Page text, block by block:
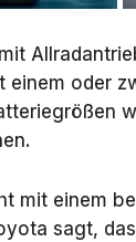
einem oder
mit einem
sagt,